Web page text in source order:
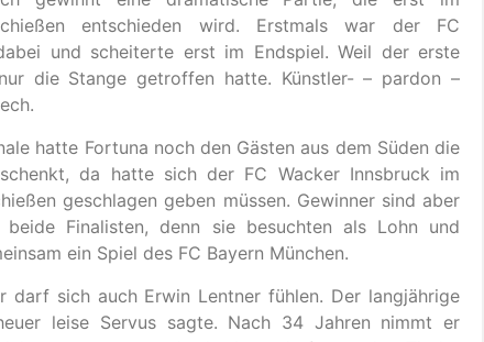
entschieden wird. Erstmals war der FC
und scheiterte erst im Endspiel. Weil der erste
die Stange getroffen hatte. Künstler- – pardon –
hatte Fortuna noch den Gästen aus dem Süden die
da hatte sich der FC Wacker Innsbruck im
geschlagen geben müssen. Gewinner sind aber
beide Finalisten, denn sie besuchten als Lohn und
ein Spiel des FC Bayern München.
darf sich auch Erwin Lentner fühlen. Der langjährige
leise Servus sagte. Nach 34 Jahren nimmt er